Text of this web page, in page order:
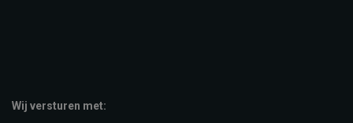
Wij versturen met: